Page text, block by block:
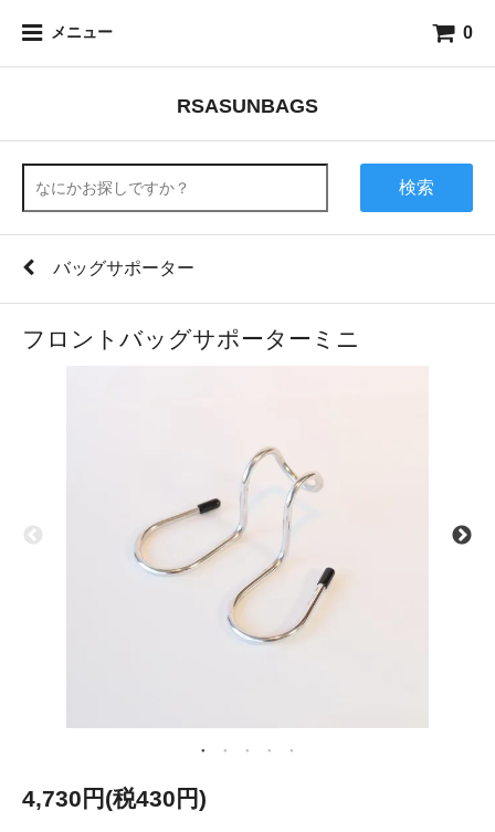
メニュー 0
RSASUNBAGS
検索
バッグサポーター
フロントバッグサポーターミニ
4,730円(税430円)